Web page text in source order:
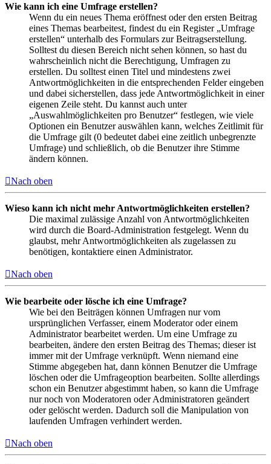
Wie kann ich eine Umfrage erstellen?
Wenn du ein neues Thema eröffnest oder den ersten Beitrag
eines Themas bearbeitest, findest du ein Register „Umfrage
erstellen“ unterhalb des Formulars zur Beitragserstellung.
Solltest du diesen Bereich nicht sehen können, so hast du
wahrscheinlich nicht die Berechtigung, Umfragen zu
erstellen. Du solltest einen Titel und mindestens zwei
Antwortmöglichkeiten in die entsprechenden Felder eingeben
und dabei sicherstellen, dass jede Antwortmöglichkeit in einer
eigenen Zeile steht. Du kannst auch unter
„Auswahlmöglichkeiten pro Benutzer“ festlegen, wie viele
Optionen ein Benutzer auswählen kann, welches Zeitlimit für
die Umfrage gilt (0 bedeutet dabei eine zeitlich unbegrenzte
Umfrage) und schließlich, ob die Benutzer ihre Stimme
ändern können.
Nach oben
Wieso kann ich nicht mehr Antwortmöglichkeiten erstellen?
Die maximal zulässige Anzahl von Antwortmöglichkeiten
wird durch die Board-Administration festgelegt. Wenn du
glaubst, mehr Antwortmöglichkeiten als zugelassen zu
benötigen, kontaktiere einen Administrator.
Nach oben
Wie bearbeite oder lösche ich eine Umfrage?
Wie bei den Beiträgen können Umfragen nur vom
ursprünglichen Verfasser, einem Moderator oder einem
Administrator bearbeitet werden. Um eine Umfrage zu
bearbeiten, ändere den ersten Beitrag des Themas; dieser ist
immer mit der Umfrage verknüpft. Wenn niemand eine
Stimme abgegeben hat, dann können Benutzer die Umfrage
löschen oder die Umfrageoption bearbeiten. Sollte allerdings
schon ein Benutzer abgestimmt haben, so kann die Umfrage
nur noch von Moderatoren oder Administratoren geändert
oder gelöscht werden. Dadurch soll die Manipulation von
laufenden Umfragen verhindert werden.
Nach oben